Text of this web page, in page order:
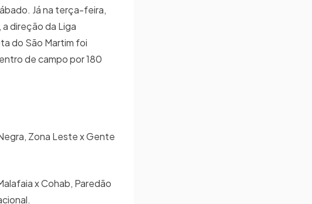
Já na terça-feira,
a direção da Liga
do São Martim foi
de campo por 180
Zona Leste x Gente
x Cohab, Paredão